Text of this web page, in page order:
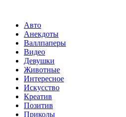
Авто
Анекдоты
Валлпаперы
Видео
Девушки
Животные
Интересное
Искусство
Креатив
Позитив
Приколы